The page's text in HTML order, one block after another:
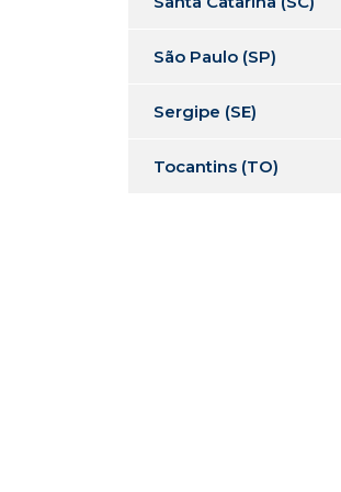
São Paulo (SP)
Sergipe (SE)
Tocantins (TO)